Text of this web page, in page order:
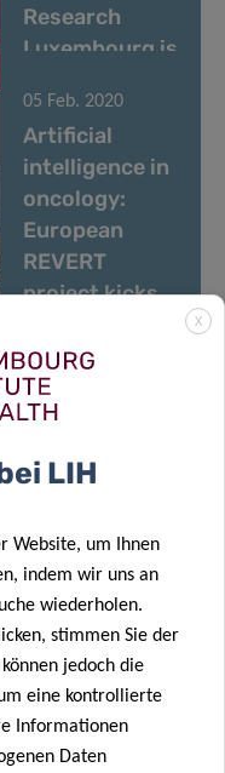
Research
Luxembourg is
05 Feb. 2020
Artificial
intelligence in
oncology:
European
REVERT
project kicks
X
LIH
Website, um Ihnen
indem wir uns an
wiederholen.
stimmen Sie der
können jedoch die
eine kontrollierte
Informationen
Daten